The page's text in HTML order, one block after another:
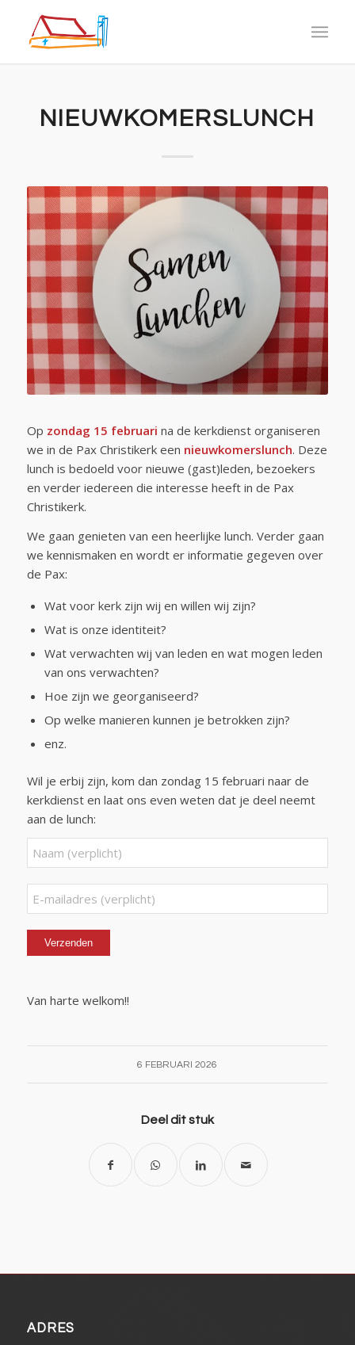
NIEUWKOMERSLUNCH
Op zondag 15 februari na de kerkdienst organiseren
we in de Pax Christikerk een nieuwkomerslunch. Deze
lunch is bedoeld voor nieuwe (gast)leden, bezoekers
en verder iedereen die interesse heeft in de Pax
Christikerk.
We gaan genieten van een heerlijke lunch. Verder gaan
we kennismaken en wordt er informatie gegeven over
de Pax:
Wat voor kerk zijn wij en willen wij zijn?
Wat is onze identiteit?
Wat verwachten wij van leden en wat mogen leden
van ons verwachten?
Hoe zijn we georganiseerd?
Op welke manieren kunnen je betrokken zijn?
enz.
Wil je erbij zijn, kom dan zondag 15 februari naar de
kerkdienst en laat ons even weten dat je deel neemt
aan de lunch:
Gelieve dit veld leeg te laten.
Van harte welkom!!
6 FEBRUARI 2026
Deel dit stuk
ADRES